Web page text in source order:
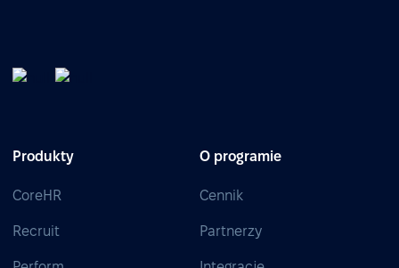
Produkty
CoreHR
Recruit
O programie
Cennik
Partnerzy